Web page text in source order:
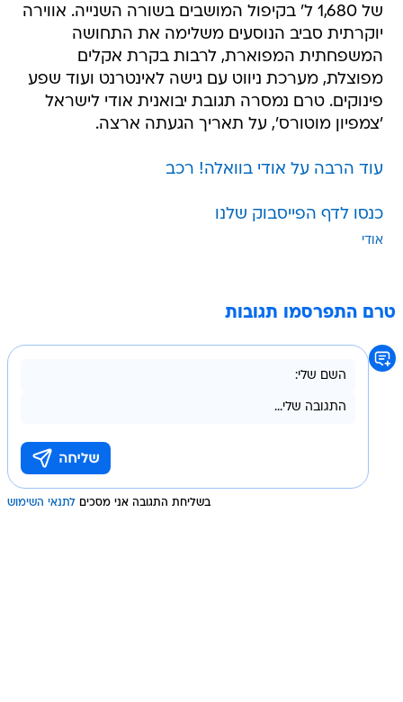
של 1,680 ל' בקיפול המושבים בשורה השנייה. אווירה
יוקרתית סביב הנוסעים משלימה את התחושה
המשפחתית המפוארת, לרבות בקרת אקלים
מפוצלת, מערכת ניווט עם גישה לאינטרנט ועוד שפע
פינוקים. טרם נמסרה תגובת יבואנית אודי לישראל
'צמפיון מוטורס', על תאריך הגעתה ארצה.
עוד הרבה על אודי בוואלה! רכב
כנסו לדף הפייסבוק שלנו
אודי
טרם התפרסמו תגובות
בשליחת התגובה אני מסכים לתנאי השימוש